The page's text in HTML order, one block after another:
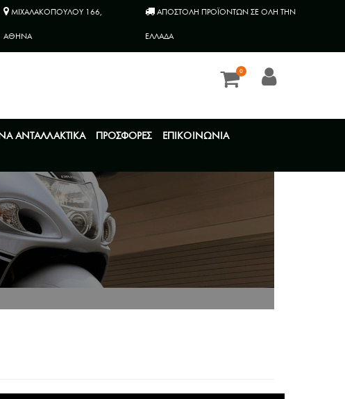
ΜΙΧΑΛΑΚΟΠΟΥΛΟΥ 166,
ΑΘΗΝΑ
AΠΟΣΤΟΛΗ ΠΡΟΪΟΝΤΩΝ ΣΕ ΟΛΗ ΤΗΝ
ΕΛΛΑΔΑ
0
ΑΝΤΑΛΛΑΚΤΙΚΑ ΠΡΟΣΦΟΡΕΣ ΕΠΙΚΟΙΝΩΝΙΑ